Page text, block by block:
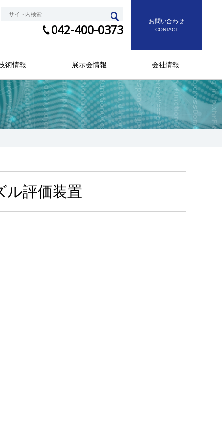
042-400-0373
お問い合わせ
CONTACT
術情報 展示会情報 会社情報
ル評価装置